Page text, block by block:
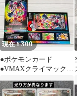
現在 ¥300
●ポケモンカード
●VMAXクライマックス